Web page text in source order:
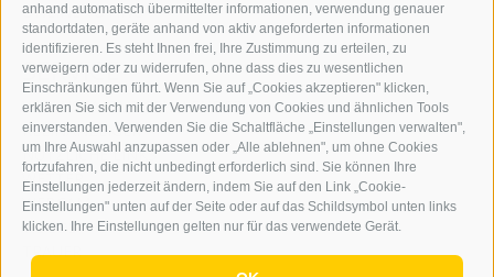
anhand automatisch übermittelter informationen, verwendung genauer
standortdaten, geräte anhand von aktiv angeforderten informationen
identifizieren. Es steht Ihnen frei, Ihre Zustimmung zu erteilen, zu
verweigern oder zu widerrufen, ohne dass dies zu wesentlichen
Einschränkungen führt. Wenn Sie auf „Cookies akzeptieren" klicken,
erklären Sie sich mit der Verwendung von Cookies und ähnlichen Tools
einverstanden. Verwenden Sie die Schaltfläche „Einstellungen verwalten",
um Ihre Auswahl anzupassen oder „Alle ablehnen", um ohne Cookies
fortzufahren, die nicht unbedingt erforderlich sind. Sie können Ihre
Einstellungen jederzeit ändern, indem Sie auf den Link „Cookie-
Einstellungen" unten auf der Seite oder auf das Schildsymbol unten links
klicken. Ihre Einstellungen gelten nur für das verwendete Gerät.
ONLINE VOTING
SERVICE
VERANSTALTUNGSKALENDER
KLEINANZEIGER
NÜTZLICHE LINKS
WETTER
WEBCAM
VIDEOS
TRAUER